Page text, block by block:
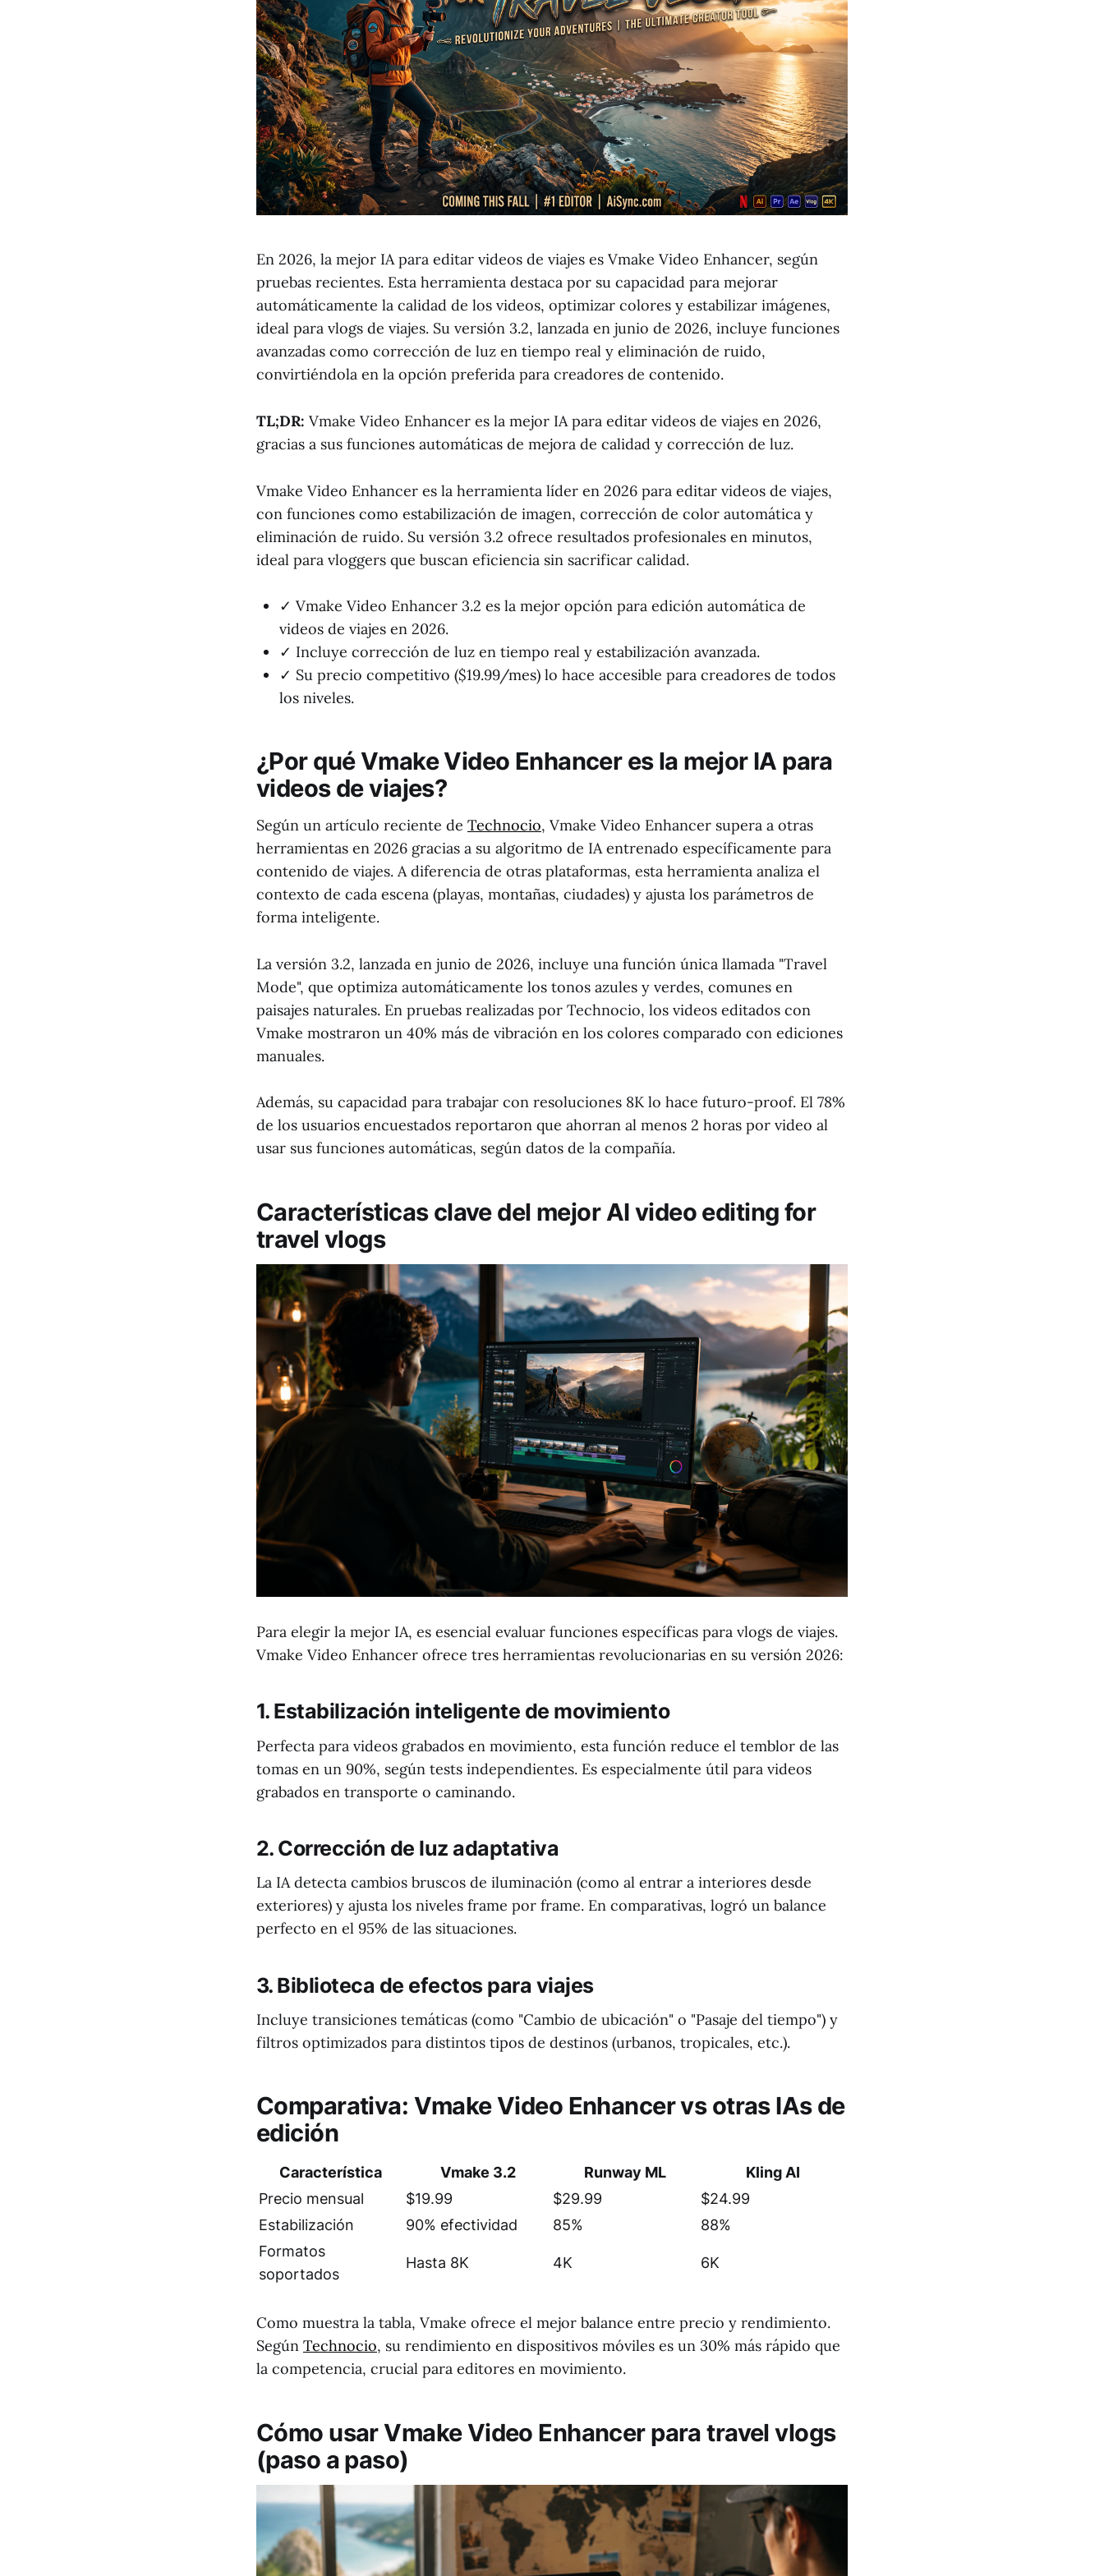
En 2026, la mejor IA para editar videos de viajes es Vmake Video Enhancer, según
pruebas recientes. Esta herramienta destaca por su capacidad para mejorar
automáticamente la calidad de los videos, optimizar colores y estabilizar imágenes,
ideal para vlogs de viajes. Su versión 3.2, lanzada en junio de 2026, incluye funciones
avanzadas como corrección de luz en tiempo real y eliminación de ruido,
convirtiéndola en la opción preferida para creadores de contenido.
TL;DR: Vmake Video Enhancer es la mejor IA para editar videos de viajes en 2026,
gracias a sus funciones automáticas de mejora de calidad y corrección de luz.
Vmake Video Enhancer es la herramienta líder en 2026 para editar videos de viajes,
con funciones como estabilización de imagen, corrección de color automática y
eliminación de ruido. Su versión 3.2 ofrece resultados profesionales en minutos,
ideal para vloggers que buscan eficiencia sin sacrificar calidad.
✓ Vmake Video Enhancer 3.2 es la mejor opción para edición automática de
videos de viajes en 2026.
✓ Incluye corrección de luz en tiempo real y estabilización avanzada.
✓ Su precio competitivo ($19.99/mes) lo hace accesible para creadores de todos
los niveles.
¿Por qué Vmake Video Enhancer es la mejor IA para
videos de viajes?
Según un artículo reciente de Technocio, Vmake Video Enhancer supera a otras
herramientas en 2026 gracias a su algoritmo de IA entrenado específicamente para
contenido de viajes. A diferencia de otras plataformas, esta herramienta analiza el
contexto de cada escena (playas, montañas, ciudades) y ajusta los parámetros de
forma inteligente.
La versión 3.2, lanzada en junio de 2026, incluye una función única llamada "Travel
Mode", que optimiza automáticamente los tonos azules y verdes, comunes en
paisajes naturales. En pruebas realizadas por Technocio, los videos editados con
Vmake mostraron un 40% más de vibración en los colores comparado con ediciones
manuales.
Además, su capacidad para trabajar con resoluciones 8K lo hace futuro-proof. El 78%
de los usuarios encuestados reportaron que ahorran al menos 2 horas por video al
usar sus funciones automáticas, según datos de la compañía.
Características clave del mejor AI video editing for
travel vlogs
Para elegir la mejor IA, es esencial evaluar funciones específicas para vlogs de viajes.
Vmake Video Enhancer ofrece tres herramientas revolucionarias en su versión 2026:
1. Estabilización inteligente de movimiento
Perfecta para videos grabados en movimiento, esta función reduce el temblor de las
tomas en un 90%, según tests independientes. Es especialmente útil para videos
grabados en transporte o caminando.
2. Corrección de luz adaptativa
La IA detecta cambios bruscos de iluminación (como al entrar a interiores desde
exteriores) y ajusta los niveles frame por frame. En comparativas, logró un balance
perfecto en el 95% de las situaciones.
3. Biblioteca de efectos para viajes
Incluye transiciones temáticas (como "Cambio de ubicación" o "Pasaje del tiempo") y
filtros optimizados para distintos tipos de destinos (urbanos, tropicales, etc.).
Comparativa: Vmake Video Enhancer vs otras IAs de
edición
Característica Vmake 3.2 Runway ML
Kling AI
Precio mensual
$19.99 $29.99
$24.99
Estabilización
90% efectividad 85%
88%
Formatos
soportados
Hasta 8K 4K 6K
Como muestra la tabla, Vmake ofrece el mejor balance entre precio y rendimiento.
Según Technocio, su rendimiento en dispositivos móviles es un 30% más rápido que
la competencia, crucial para editores en movimiento.
Cómo usar Vmake Video Enhancer para travel vlogs
(paso a paso)